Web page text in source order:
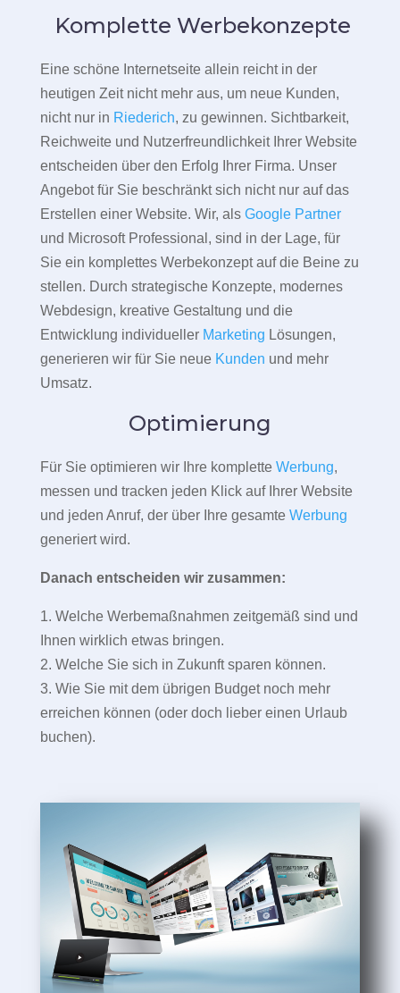
Komplette Werbekonzepte
Eine schöne Internetseite allein reicht in der
heutigen Zeit nicht mehr aus, um neue Kunden,
nicht nur in Riederich, zu gewinnen. Sichtbarkeit,
Reichweite und Nutzerfreundlichkeit Ihrer Website
entscheiden über den Erfolg Ihrer Firma. Unser
Angebot für Sie beschränkt sich nicht nur auf das
Erstellen einer Website. Wir, als Google Partner
und Microsoft Professional, sind in der Lage, für
Sie ein komplettes Werbekonzept auf die Beine zu
stellen. Durch strategische Konzepte, modernes
Webdesign, kreative Gestaltung und die
Entwicklung individueller Marketing Lösungen,
generieren wir für Sie neue Kunden und mehr
Umsatz.
Optimierung
Für Sie optimieren wir Ihre komplette Werbung,
messen und tracken jeden Klick auf Ihrer Website
und jeden Anruf, der über Ihre gesamte Werbung
generiert wird.
Danach entscheiden wir zusammen:
1. Welche Werbemaßnahmen zeitgemäß sind und
Ihnen wirklich etwas bringen.
2. Welche Sie sich in Zukunft sparen können.
3. Wie Sie mit dem übrigen Budget noch mehr
erreichen können (oder doch lieber einen Urlaub
buchen).